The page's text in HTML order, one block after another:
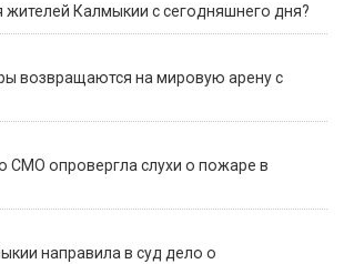
жителей Калмыкии с сегодняшнего дня?
возвращаются на мировую арену с
СМО опровергла слухи о пожаре в
направила в суд дело о